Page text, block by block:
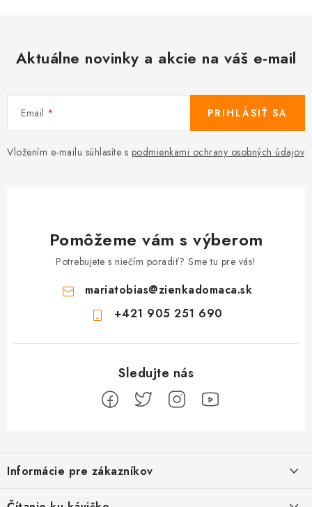
Aktuálne novinky a akcie na váš e-mail
Email
Vložením e-mailu súhlasíte s podmienkami ochrany osobných údajov
PRIHLÁSIŤ SA
Pomôžeme vám s výberom
Potrebujete s niečím poradiť? Sme tu pre vás!
mariatobias@zienkadomaca.sk
+421 905 251 690
p
ä
Informácie pre zákazníkov